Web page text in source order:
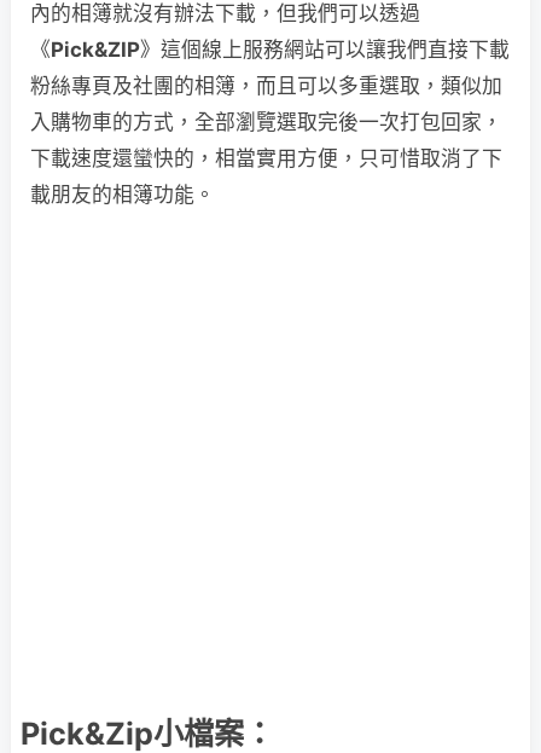
內的相簿就沒有辦法下載，但我們可以透過
《Pick&ZIP》這個線上服務網站可以讓我們直接下載
粉絲專頁及社團的相簿，而且可以多重選取，類似加
入購物車的方式，全部瀏覽選取完後一次打包回家，
下載速度還蠻快的，相當實用方便，只可惜取消了下
載朋友的相簿功能。
Pick&Zip小檔案：